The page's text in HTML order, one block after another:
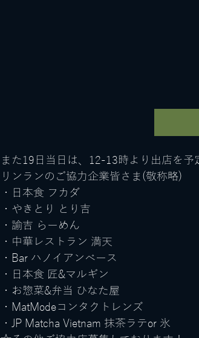
また19日当日は、12-13時より出店を予
リンランのご協力企業皆さま(敬称略)
・日本食 フカダ
・やきとり とり吉
・諭吉 らーめん
・中華レストラン 満天
・Bar ハノイアンベース
・日本食 匠&マルギン
・お惣菜&弁当 ひなた屋
・MatModeコンタクトレンズ
・JP Matcha Vietnam 抹茶ラテor 氷